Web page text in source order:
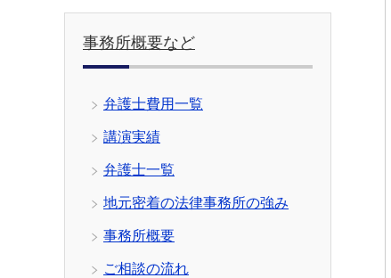
事務所概要など
弁護士費用一覧
講演実績
弁護士一覧
地元密着の法律事務所の強み
事務所概要
ご相談の流れ